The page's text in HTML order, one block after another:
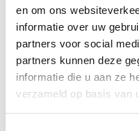
en om ons
informatie over uw
partners voor social
partners kunnen deze
informatie die u aan ze
verzameld op basis van
DO
13
AUG.
Hippie
📍Ouddorp🕐